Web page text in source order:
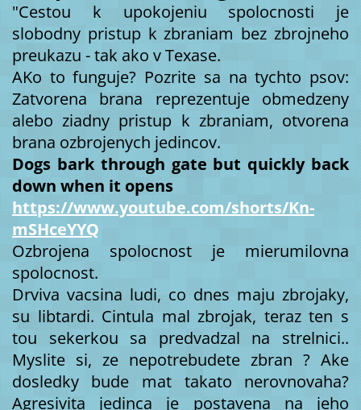
"Cestou k upokojeniu spolocnosti je
slobodny pristup k zbraniam bez zbrojneho
preukazu - tak ako v Texase.
AKo to funguje? Pozrite sa na tychto psov:
Zatvorena brana reprezentuje obmedzeny
alebo ziadny pristup k zbraniam, otvorena
brana ozbrojenych jedincov.
Dogs bark through gate but quickly back
down when it opens
https://www.youtube.com/shorts/Kn-
mSHceYYQ
Ozbrojena spolocnost je mierumilovna
spolocnost.
Drviva vacsina ludi, co dnes maju zbrojaky,
su libtardi. Cintula mal zbrojak, teraz ten s
tou sekerkou sa predvadzal na strelnici..
Myslite si, ze nepotrebudete zbran ? Ake
dosledky bude mat takato nerovnovaha?
Agresivita jedinca je postavena na jeho